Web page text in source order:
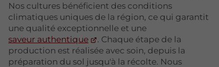
Nos cultures bénéficient des conditions
climatiques uniques de la région, ce qui garantit
une qualité exceptionnelle et une
saveur authentique
. Chaque étape de la
production est réalisée avec soin, depuis la
préparation du sol jusqu'à la récolte. Nous